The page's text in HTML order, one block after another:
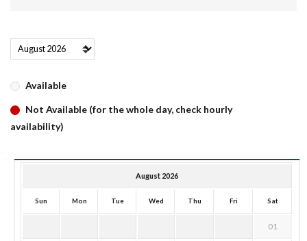
Available
Not Available (for the whole day, check hourly
availability)
August 2026
Sun Mon Tue Wed Thu Fri Sat
01